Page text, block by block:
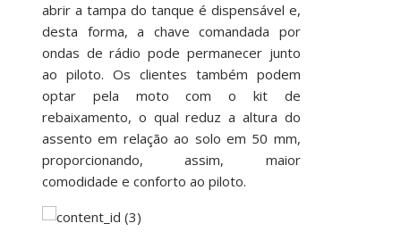
abrir a tampa do tanque é dispensável e,
desta forma, a chave comandada por
ondas de rádio pode permanecer junto
ao piloto. Os clientes também podem
optar pela moto com o kit de
rebaixamento, o qual reduz a altura do
assento em relação ao solo em 50 mm,
proporcionando, assim, maior
comodidade e conforto ao piloto.